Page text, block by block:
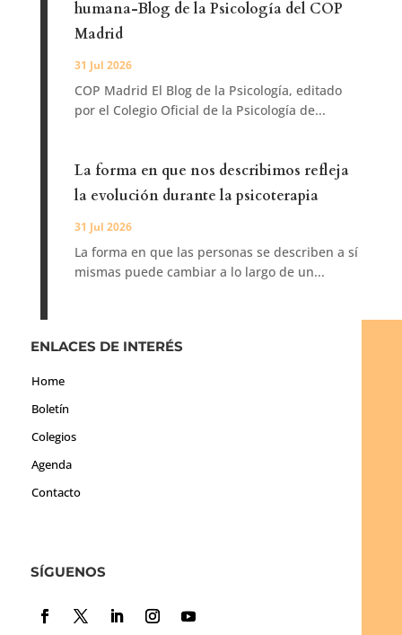
humana-Blog de la Psicología del COP
Madrid
31 Jul 2026
COP Madrid El Blog de la Psicología, editado
por el Colegio Oficial de la Psicología de...
La forma en que nos describimos refleja
la evolución durante la psicoterapia
31 Jul 2026
La forma en que las personas se describen a sí
mismas puede cambiar a lo largo de un...
ENLACES DE INTERÉS
Home
Boletín
Colegios
Agenda
Contacto
SÍGUENOS